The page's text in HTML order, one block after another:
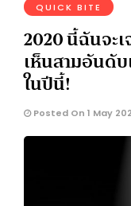
QUICK BITE
2020 นี้ฉันจะ
เห็นสามอันดั
ในปีนี้!
Posted On 1 May